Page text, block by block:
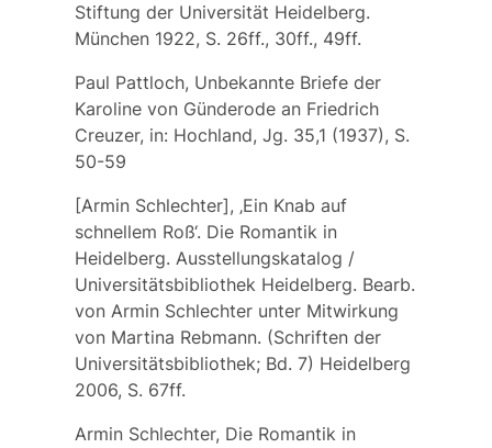
Stiftung der Universität Heidelberg.
München 1922, S. 26ff., 30ff., 49ff.
Paul Pattloch, Unbekannte Briefe der
Karoline von Günderode an Friedrich
Creuzer, in: Hochland, Jg. 35,1 (1937), S.
50-59
[Armin Schlechter], ‚Ein Knab auf
schnellem Roß‘. Die Romantik in
Heidelberg. Ausstellungskatalog /
Universitätsbibliothek Heidelberg. Bearb.
von Armin Schlechter unter Mitwirkung
von Martina Rebmann. (Schriften der
Universitätsbibliothek; Bd. 7) Heidelberg
2006, S. 67ff.
Armin Schlechter, Die Romantik in